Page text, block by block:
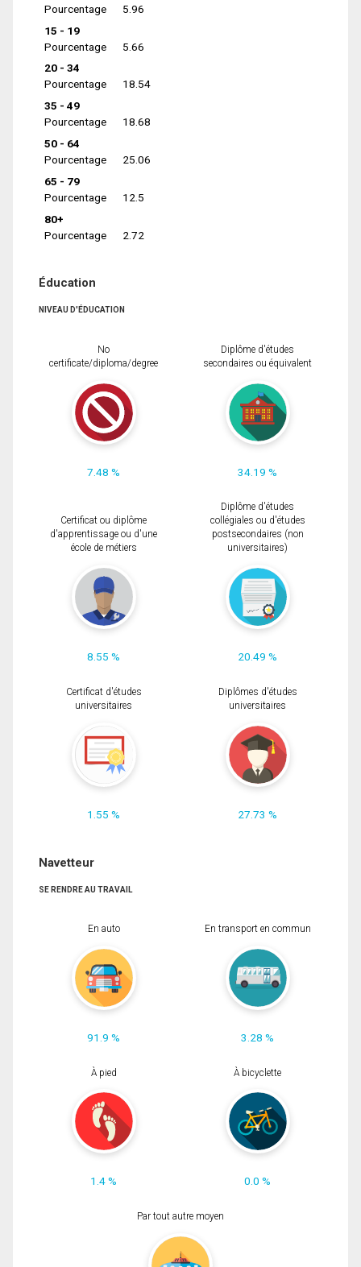
Pourcentage
5.96
15 - 19
Pourcentage
5.66
20 - 34
Pourcentage
18.54
35 - 49
Pourcentage
18.68
50 - 64
Pourcentage
25.06
65 - 79
Pourcentage
12.5
80+
Pourcentage
2.72
Éducation
NIVEAU D'ÉDUCATION
No
certificate/diploma/degree
7.48 %
Diplôme d'études
secondaires ou équivalent
34.19 %
Certificat ou diplôme
d'apprentissage ou d'une
école de métiers
8.55 %
Diplôme d'études
collégiales ou d'études
postsecondaires (non
universitaires)
20.49 %
Certificat d'études
universitaires
1.55 %
Diplômes d'études
universitaires
27.73 %
Navetteur
SE RENDRE AU TRAVAIL
En auto
91.9 %
En transport en commun
3.28 %
À pied
1.4 %
À bicyclette
0.0 %
Par tout autre moyen